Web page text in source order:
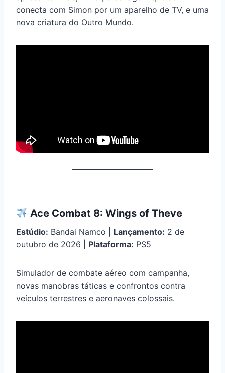
conecta com Simon por um aparelho de TV, e uma
nova criatura do Outro Mundo.
Ace Combat 8: Wings of Theve
Estúdio: Bandai Namco | Lançamento: 2 de
outubro de 2026 | Plataforma: PS5
Simulador de combate aéreo com campanha,
novas manobras táticas e confrontos contra
veículos terrestres e aeronaves colossais.